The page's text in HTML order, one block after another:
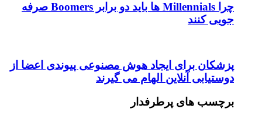
چرا Millennials ها باید دو برابر Boomers صرفه
جویی کنند
پزشکان برای ایجاد هوش مصنوعی پیوندی اعضا از
دوستیابی آنلاین الهام می گیرند
برچسب های پرطرفدار